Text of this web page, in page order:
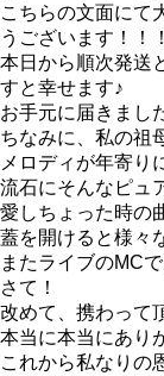
こちらの文面にて
うございます！！！
本日から順次発送
すと幸せます♪
お手元に届きまし
ちなみに、私の祖
メロディが年寄り
流石にそんなピュ
愛しちょった時の
蓋を開けると様々
またライブのMC
さて！
改めて、携わって
本当に本当にあり
これから私なりの